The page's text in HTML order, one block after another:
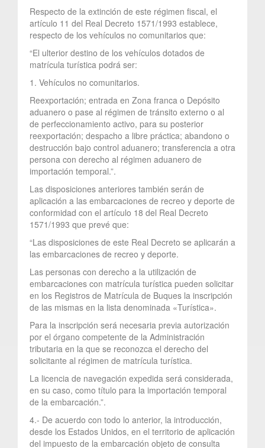
Respecto de la extinción de este régimen fiscal, el
artículo 11 del Real Decreto 1571/1993 establece,
respecto de los vehículos no comunitarios que:
“El ulterior destino de los vehículos dotados de
matrícula turística podrá ser:
1. Vehículos no comunitarios.
Reexportación; entrada en Zona franca o Depósito
aduanero o pase al régimen de tránsito externo o al
de perfeccionamiento activo, para su posterior
reexportación; despacho a libre práctica; abandono o
destrucción bajo control aduanero; transferencia a otra
persona con derecho al régimen aduanero de
importación temporal.”.
Las disposiciones anteriores también serán de
aplicación a las embarcaciones de recreo y deporte de
conformidad con el artículo 18 del Real Decreto
1571/1993 que prevé que:
“Las disposiciones de este Real Decreto se aplicarán a
las embarcaciones de recreo y deporte.
Las personas con derecho a la utilización de
embarcaciones con matrícula turística pueden solicitar
en los Registros de Matrícula de Buques la inscripción
de las mismas en la lista denominada «Turística».
Para la inscripción será necesaria previa autorización
por el órgano competente de la Administración
tributaria en la que se reconozca el derecho del
solicitante al régimen de matrícula turística.
La licencia de navegación expedida será considerada,
en su caso, como título para la importación temporal
de la embarcación.”.
4.- De acuerdo con todo lo anterior, la introducción,
desde los Estados Unidos, en el territorio de aplicación
del impuesto de la embarcación objeto de consulta